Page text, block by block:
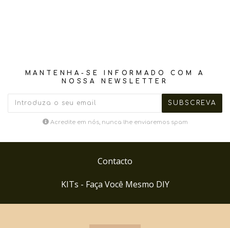
MANTENHA-SE INFORMADO COM A
NOSSA NEWSLETTER
Acredite em nós, nunca lhe enviaremos spam
Contacto
KITs - Faça Você Mesmo DIY